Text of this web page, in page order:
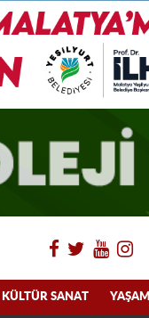
KÜLTÜR SANAT YAŞAM